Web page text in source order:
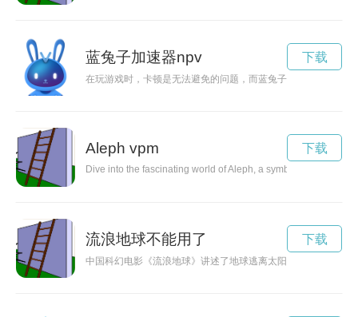
蓝兔子加速器npv
在玩游戏时，卡顿是无法避免的问题，而蓝兔子加速器能够解
下载
Aleph vpm
Dive into the fascinating world of Aleph, a symbol of unity
下载
流浪地球不能用了
中国科幻电影《流浪地球》讲述了地球逃离太阳即将毁灭的危
下载